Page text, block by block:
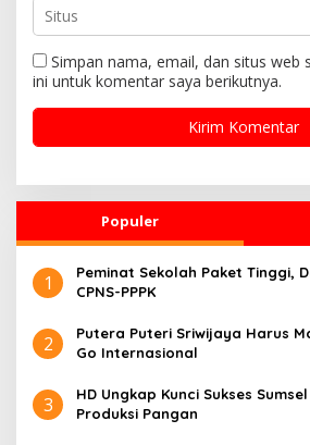
Simpan nama, email, dan situs web
ini untuk komentar saya berikutnya.
Populer
1
Peminat Sekolah Paket Tinggi,
CPNS-PPPK
2
Putera Puteri Sriwijaya Harus
Go Internasional
3
HD Ungkap Kunci Sukses
Produksi Pangan